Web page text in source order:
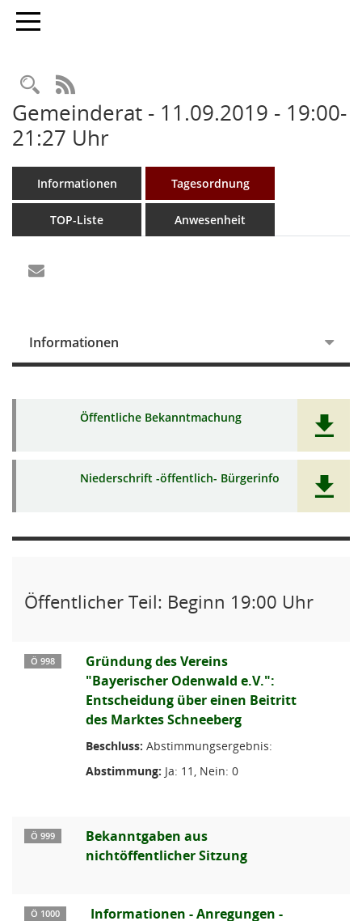
Toggle navigation
Rechercheauswahl
RSS-Feed
Gemeinderat - 11.09.2019 - 19:00-
21:27 Uhr
Informationen Tagesordnung
TOP-Liste Anwesenheit
Informationen
Öffentliche Bekanntmachung
Niederschrift -öffentlich- Bürgerinfo
Öffentlicher Teil: Beginn 19:00 Uhr
Ö 998
Gründung des Vereins
"Bayerischer Odenwald e.V.":
Entscheidung über einen Beitritt
des Marktes Schneeberg
Beschluss: Abstimmungsergebnis:
Abstimmung: Ja: 11, Nein: 0
Ö 999
Bekanntgaben aus
nichtöffentlicher Sitzung
Ö 1000
Informationen - Anregungen -